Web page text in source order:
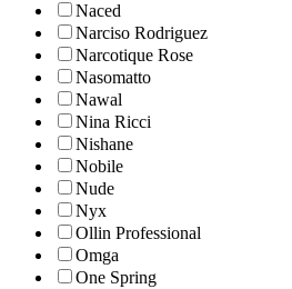
Naced
Narciso Rodriguez
Narcotique Rose
Nasomatto
Nawal
Nina Ricci
Nishane
Nobile
Nude
Nyx
Ollin Professional
Omga
One Spring